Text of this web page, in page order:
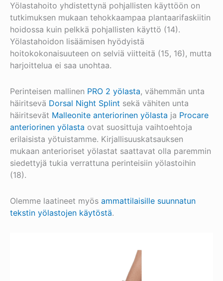
Yölastahoito yhdistettynä pohjallisten käyttöön on
tutkimuksen mukaan tehokkaampaa plantaarifaskiitin
hoidossa kuin pelkkä pohjallisten käyttö (14).
Yölastahoidon lisäämisen hyödyistä
hoitokokonaisuuteen on selviä viitteitä (15, 16), mutta
harjoittelua ei saa unohtaa.
Perinteisen mallinen PRO 2 yölasta, vähemmän unta
häiritsevä Dorsal Night Splint sekä vähiten unta
häiritsevät Malleonite anteriorinen yölasta ja Procare
anteriorinen yölasta ovat suosittuja vaihtoehtoja
erilaisista yötuistamme. Kirjallisuuskatsauksen
mukaan anterioriset yölastat saattavat olla paremmin
siedettyjä tukia verrattuna perinteisiin yölastoihin
(18).
Olemme laatineet myös ammattilaisille suunnatun
tekstin yölastojen käytöstä.